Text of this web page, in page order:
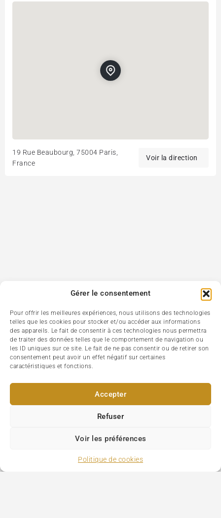
Gérer le consentement
Pour offrir les meilleures expériences, nous utilisons des technologies
telles que les cookies pour stocker et/ou accéder aux informations
des appareils. Le fait de consentir à ces technologies nous permettra
de traiter des données telles que le comportement de navigation ou
les ID uniques sur ce site. Le fait de ne pas consentir ou de retirer son
consentement peut avoir un effet négatif sur certaines
caractéristiques et fonctions.
Accepter
Refuser
Voir les préférences
Politique de cookies
19 Rue Beaubourg, 75004 Paris,
France